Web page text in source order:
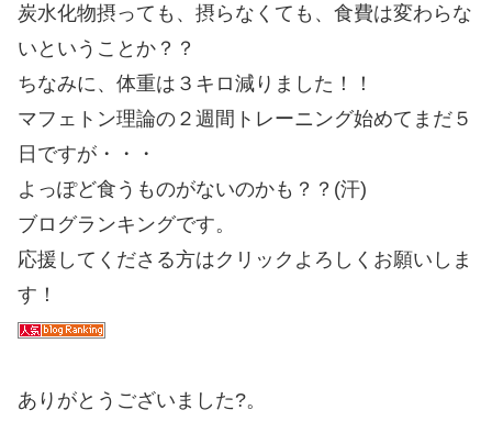
炭水化物摂っても、摂らなくても、食費は変わらな
いということか？？
ちなみに、体重は３キロ減りました！！
マフェトン理論の２週間トレーニング始めてまだ５
日ですが・・・
よっぽど食うものがないのかも？？(汗)
ブログランキングです。
応援してくださる方はクリックよろしくお願いしま
す！
ありがとうございました?。